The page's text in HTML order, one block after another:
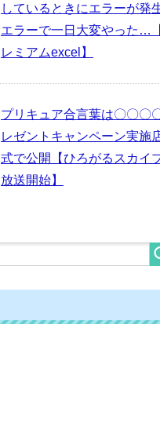
しているときにエラーが発
エラーで一日大変やった…
レミアムexcel】
プリキュア合言葉は〇〇〇
レゼントキャンペーン実施
式で公開【ひろがるスカイ
放送開始】